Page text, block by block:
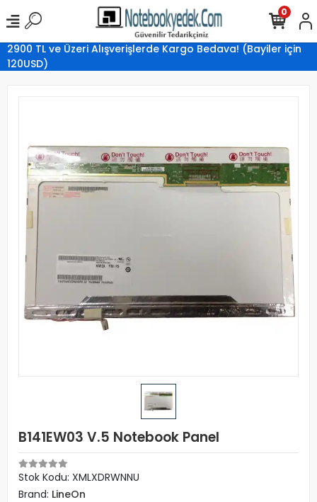
2900 TL ve Üzeri Alışverişlerde Kargo Bedava! (Bayiler için
120USD)
0
B141EW03 V.5 Notebook Panel
Stok Kodu: XMLXDRWNNU
Brand: LineOn